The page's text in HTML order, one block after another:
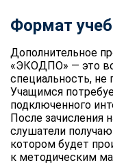
Формат
Дополнительное
«ЭКОДПО» — это
специальность, не
Учащимся
подключенного
После зачисления
слушатели
котором будет
к методическим